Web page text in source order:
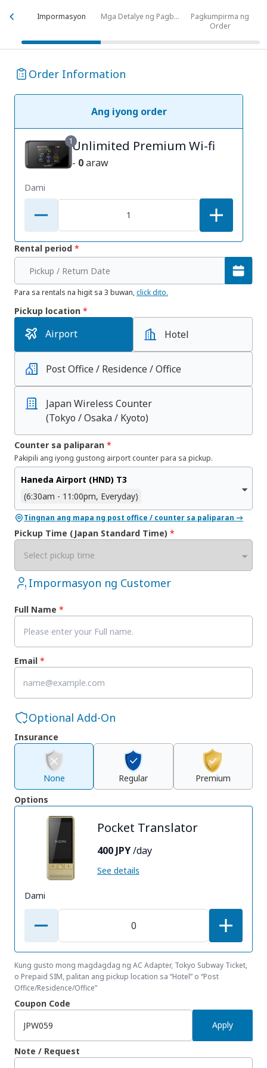
Impormasyon Mga Detalye ng Pagbabayad
Pagkumpirma ng
Order
Order Information
Ang iyong order
1Unlimited Premium Wi-fi
- 0araw
Dami
Rental period *
Pickup / Return Date
Para sa rentals na higit sa 3 buwan,click dito.
Pickup location *
Airport Hotel
Post Office / Residence / Office
Japan Wireless Counter
(Tokyo / Osaka / Kyoto)
Counter sa paliparan *
Pakipili ang iyong gustong airport counter para sa pickup.
Haneda Airport (HND) T3
(6:30am - 11:00pm, Everyday)
Tingnan ang mapa ng post office / counter sa paliparan →
Pickup Time (Japan Standard Time) *
Select pickup time
Impormasyon ng Customer
Full Name *
Email *
Optional Add-On
Insurance
None Regular
Premium
Options
Pocket Translator
400 JPY/day
See details
Dami
Kung gusto mong magdagdag ng AC Adapter, Tokyo Subway Ticket,
o Prepaid SIM, palitan ang pickup location sa “Hotel” o “Post
Office/Residence/Office”
Coupon Code
Apply
Note / Request